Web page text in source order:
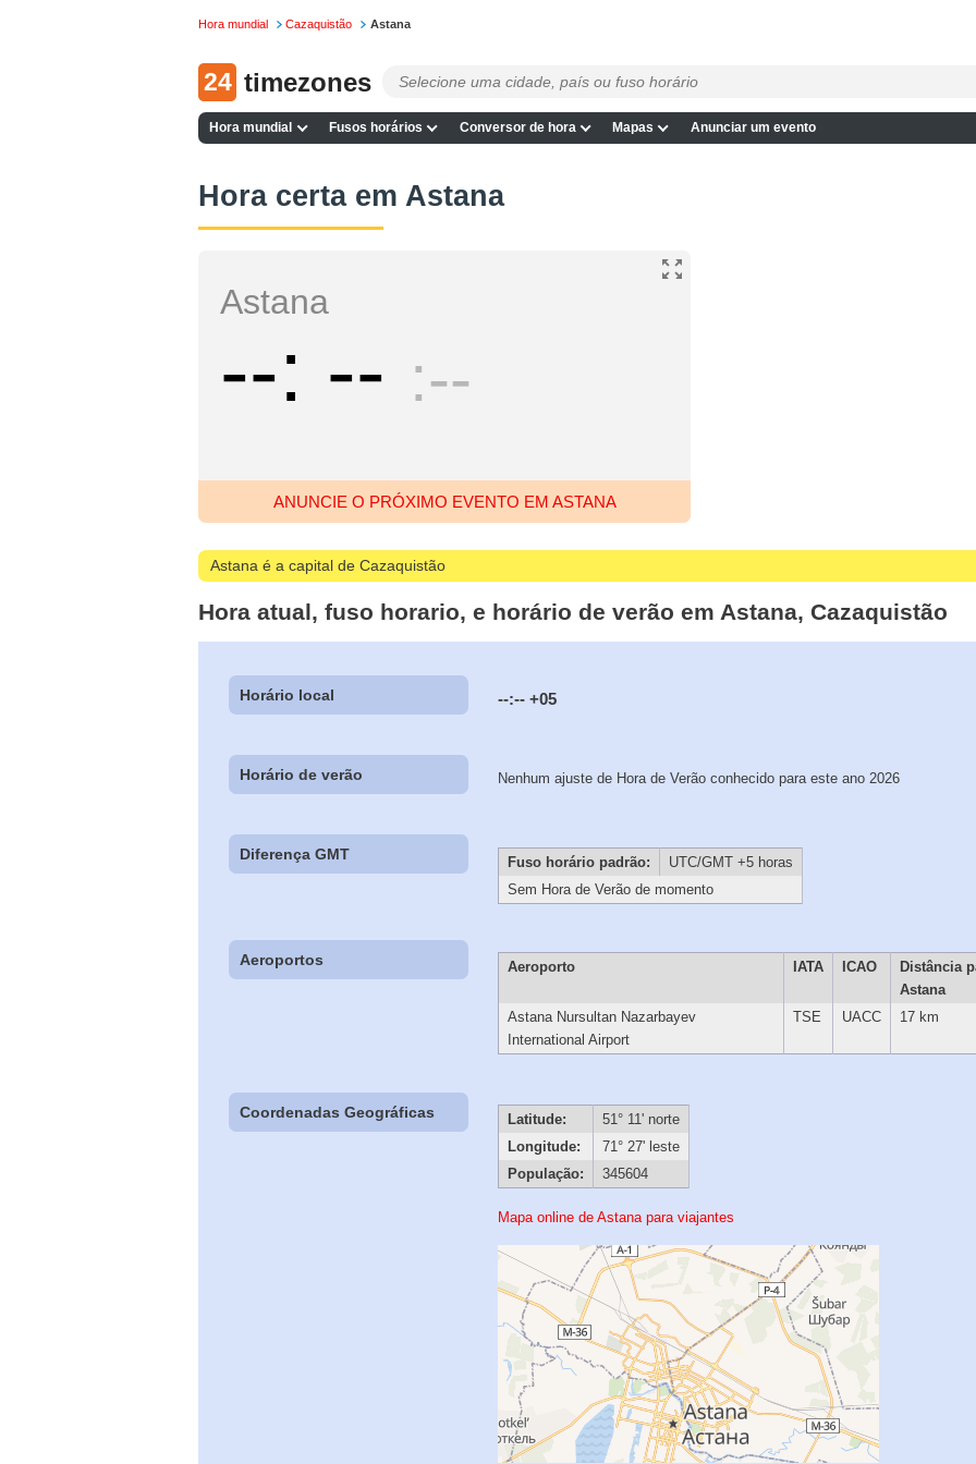
Hora mundial Cazaquistão Astana
24 timezones
Hora mundial Fusos horários Conversor de hora Mapas Anunciar um evento
Hora certa em Astana
Astana
-- -- --
ANUNCIE O PRÓXIMO EVENTO EM ASTANA
Astana é a capital de Cazaquistão
Hora atual, fuso horario, e horário de verão em Astana, Cazaquistão
Horário local --:-- +05
Horário de verão Nenhum ajuste de Hora de Verão conhecido para este ano 2026
Diferença GMT Fuso horário padrão:
UTC/GMT +5 horas
Sem Hora de Verão de momento
Aeroportos Aeroporto IATA ICAO
Distância
Astana
Astana Nursultan Nazarbayev
International Airport
TSE UACC 17 km
Coordenadas Geográficas Latitude:
51° 11' norte
Longitude:
71° 27' leste
População:
345604
Mapa online de Astana para viajantes